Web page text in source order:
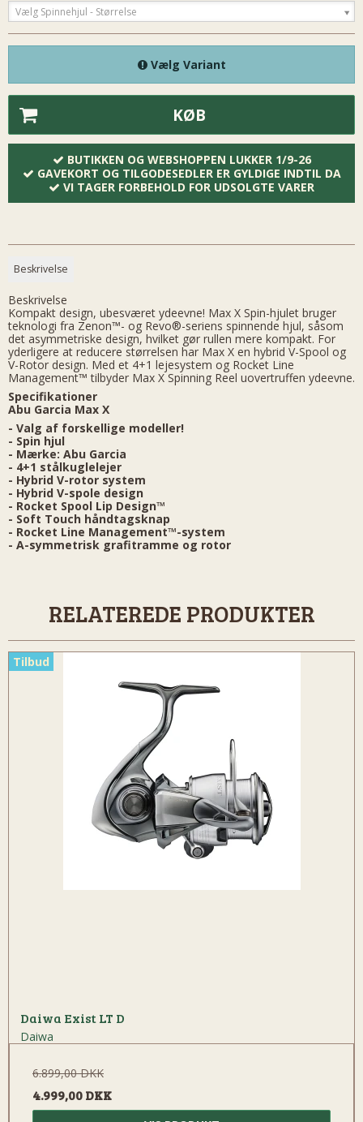
Vælg Spinnehjul - Størrelse
Vælg Variant
KØB
BUTIKKEN OG WEBSHOPPEN LUKKER 1/9-26
GAVEKORT OG TILGODESEDLER ER GYLDIGE INDTIL DA
VI TAGER FORBEHOLD FOR UDSOLGTE VARER
Beskrivelse
Beskrivelse
Kompakt design, ubesværet ydeevne! Max X Spin-hjulet bruger
teknologi fra Zenon™- og Revo®-seriens spinnende hjul, såsom
det asymmetriske design, hvilket gør rullen mere kompakt. For
yderligere at reducere størrelsen har Max X en hybrid V-Spool og
V-Rotor design. Med et 4+1 lejesystem og Rocket Line
Management™ tilbyder Max X Spinning Reel uovertruffen ydeevne.
Specifikationer
Abu Garcia Max X
- Valg af forskellige modeller!
- Spin hjul
- Mærke: Abu Garcia
- 4+1 stålkuglelejer
- Hybrid V-rotor system
- Hybrid V-spole design
- Rocket Spool Lip Design™
- Soft Touch håndtagsknap
- Rocket Line Management™-system
- A-symmetrisk grafitramme og rotor
RELATEREDE PRODUKTER
Tilbud
Daiwa Exist LT D
Daiwa
6.899,00 DKK
4.999,00 DKK